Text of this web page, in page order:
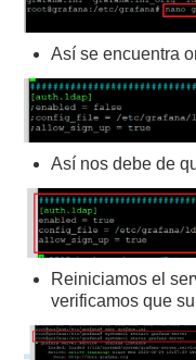
Así se encuentra
Así nos debe de
Reiniciamos el
verificamos que